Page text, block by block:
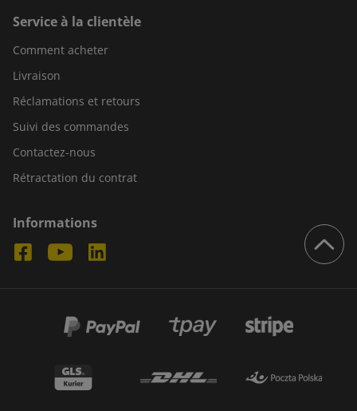
Service à la clientèle
Comment acheter
Livraison
Réclamations et retours
Suivi des commandes
Contactez-nous
Rétractation du contrat
Informations